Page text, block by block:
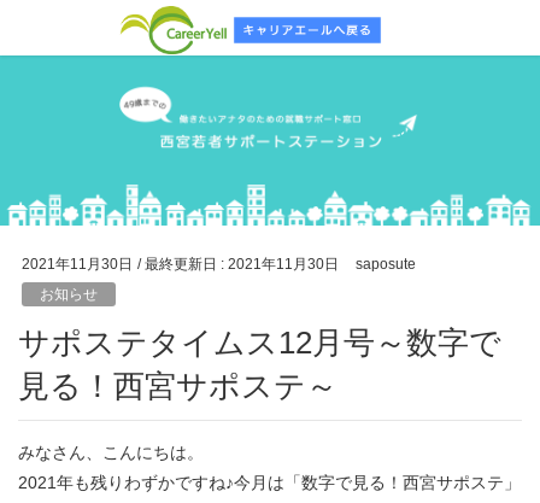
2021年11月30日 / 最終更新日 : 2021年11月30日
saposute
お知らせ
サポステタイムス12月号～数字で
見る！西宮サポステ～
みなさん、こんにちは。
2021年も残りわずかですね♪今月は「数字で見る！西宮サポステ」